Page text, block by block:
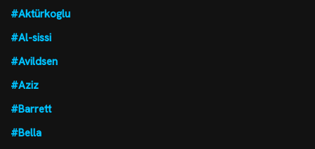
#Aktürkoglu
#Al-sissi
#Avildsen
#Aziz
#Barrett
#Bella